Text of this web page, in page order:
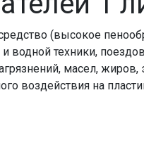
(высокое
водной техники,
масел, жиров,
воздействия на